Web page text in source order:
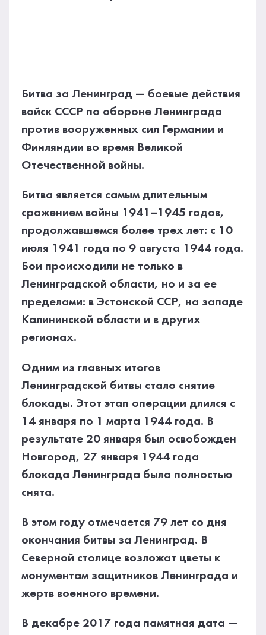
Битва за Ленинград — боевые действия
войск СССР по обороне Ленинграда
против вооруженных сил Германии и
Финляндии во время Великой
Отечественной войны.
Битва является самым длительным
сражением войны 1941–1945 годов,
продолжавшемся более трех лет: с 10
июля 1941 года по 9 августа 1944 года.
Бои происходили не только в
Ленинградской области, но и за ее
пределами: в Эстонской ССР, на западе
Калининской области и в других
регионах.
Одним из главных итогов
Ленинградской битвы стало снятие
блокады. Этот этап операции длился с
14 января по 1 марта 1944 года. В
результате 20 января был освобожден
Новгород, 27 января 1944 года
блокада Ленинграда была полностью
снята.
В этом году отмечается 79 лет со дня
окончания битвы за Ленинград. В
Северной столице возложат цветы к
монументам защитников Ленинграда и
жертв военного времени.
В декабре 2017 года памятная дата —